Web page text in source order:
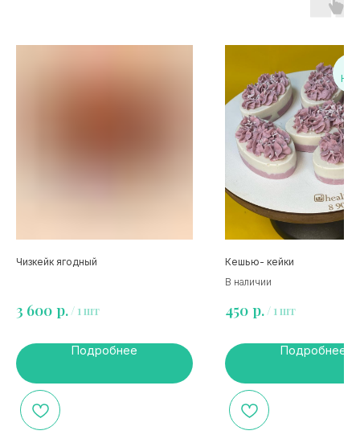
Чизкейк ягодный
3 600 р. / 1 шт
Подробнее
Кешью- кейки
В наличии
450 р. / 1 шт
Подробнее